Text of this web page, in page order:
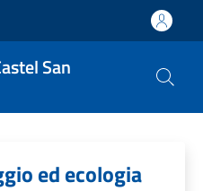
San
ed ecologia